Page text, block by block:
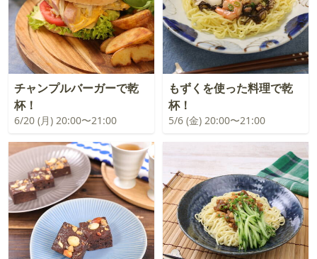
チャンプルバーガーで乾
杯！
6/20 (月) 20:00〜21:00
もずくを使った料理で乾
杯！
5/6 (金) 20:00〜21:00